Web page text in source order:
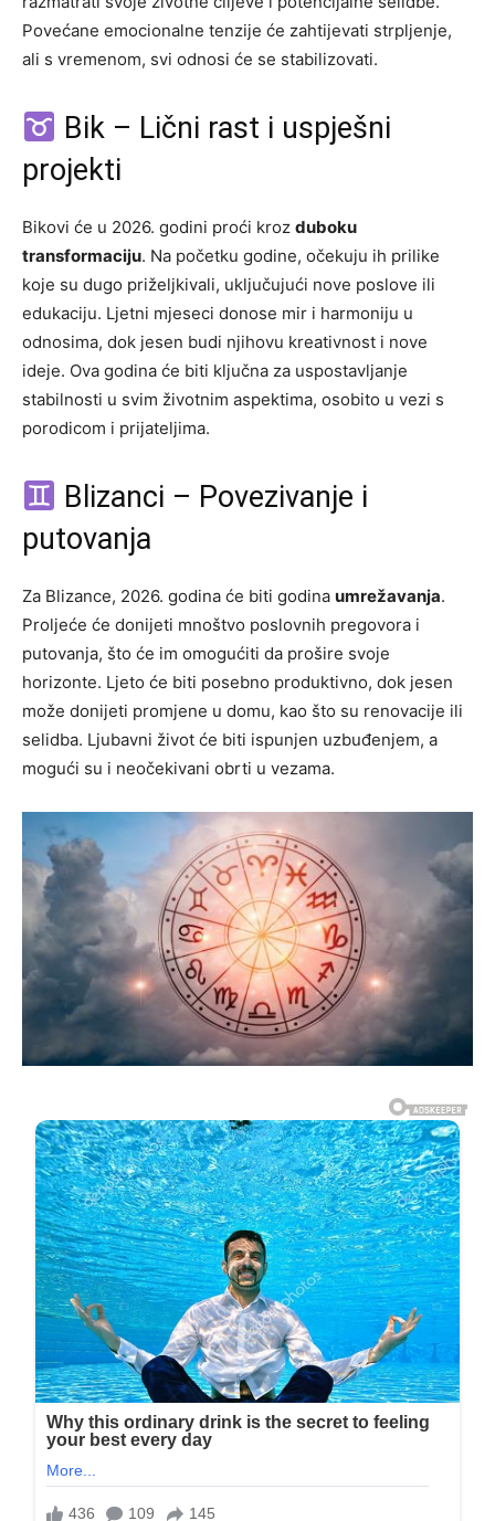
Povećane emocionalne tenzije će zahtijevati strpljenje,
ali s vremenom, svi odnosi će se stabilizovati.
Bik – Lični rast i uspješni
projekti
Bikovi će u 2026. godini proći kroz duboku
transformaciju. Na početku godine, očekuju ih prilike
koje su dugo priželjkivali, uključujući nove poslove ili
edukaciju. Ljetni mjeseci donose mir i harmoniju u
odnosima, dok jesen budi njihovu kreativnost i nove
ideje. Ova godina će biti ključna za uspostavljanje
stabilnosti u svim životnim aspektima, osobito u vezi s
porodicom i prijateljima.
Blizanci – Povezivanje i
putovanja
Za Blizance, 2026. godina će biti godina umrežavanja.
Proljeće će donijeti mnoštvo poslovnih pregovora i
putovanja, što će im omogućiti da prošire svoje
horizonte. Ljeto će biti posebno produktivno, dok jesen
može donijeti promjene u domu, kao što su renovacije ili
selidba. Ljubavni život će biti ispunjen uzbuđenjem, a
mogući su i neočekivani obrti u vezama.